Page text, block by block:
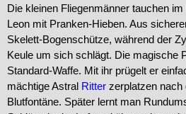
Die kleinen Fliegenmänner tauchen
Leon mit Pranken-Hieben. Aus
Skelett-Bogenschütze, während der
Keule um sich schlägt. Die magische
Standard-Waffe. Mit ihr prügelt er
mächtige Astral Ritter zerplatzen nach
Blutfontäne. Später lernt man